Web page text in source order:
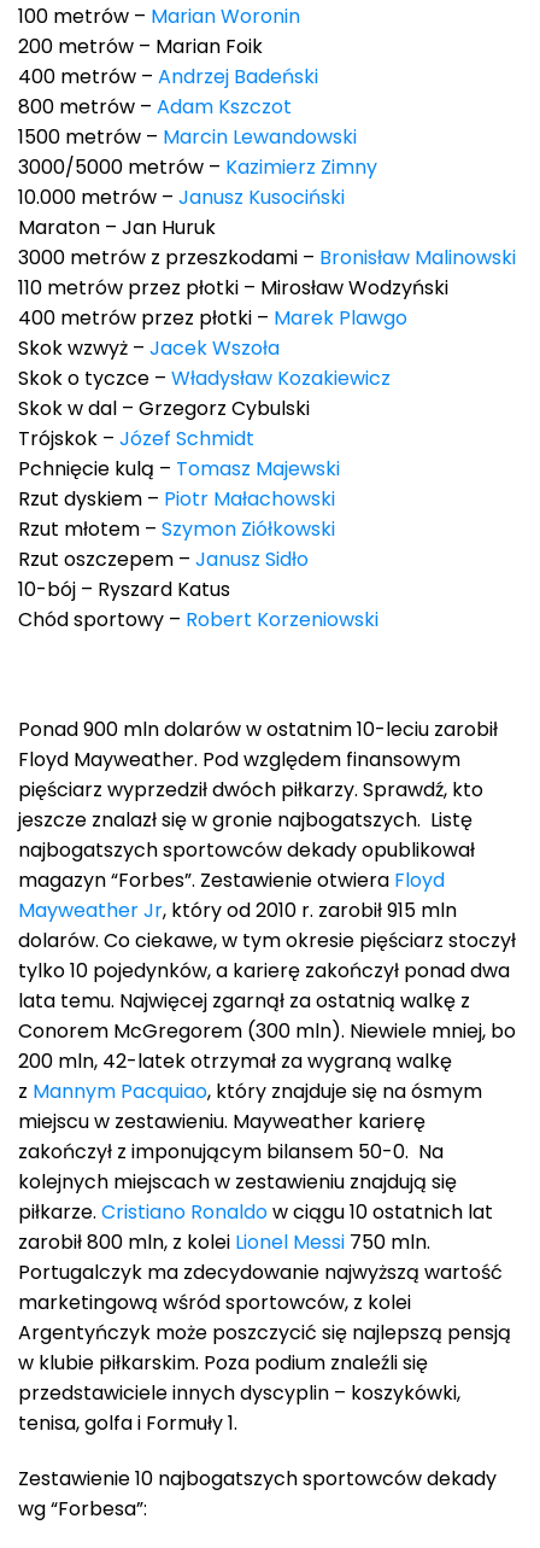
100 metrów – Marian Woronin
200 metrów – Marian Foik
400 metrów – Andrzej Badeński
800 metrów – Adam Kszczot
1500 metrów – Marcin Lewandowski
3000/5000 metrów – Kazimierz Zimny
10.000 metrów – Janusz Kusociński
Maraton – Jan Huruk
3000 metrów z przeszkodami – Bronisław Malinowski
110 metrów przez płotki – Mirosław Wodzyński
400 metrów przez płotki – Marek Plawgo
Skok wzwyż – Jacek Wszoła
Skok o tyczce – Władysław Kozakiewicz
Skok w dal – Grzegorz Cybulski
Trójskok – Józef Schmidt
Pchnięcie kulą – Tomasz Majewski
Rzut dyskiem – Piotr Małachowski
Rzut młotem – Szymon Ziółkowski
Rzut oszczepem – Janusz Sidło
10-bój – Ryszard Katus
Chód sportowy – Robert Korzeniowski
Ponad 900 mln dolarów w ostatnim 10-leciu zarobił
Floyd Mayweather. Pod względem finansowym
pięściarz wyprzedził dwóch piłkarzy. Sprawdź, kto
jeszcze znalazł się w gronie najbogatszych. Listę
najbogatszych sportowców dekady opublikował
magazyn “Forbes”. Zestawienie otwiera Floyd
Mayweather Jr, który od 2010 r. zarobił 915 mln
dolarów. Co ciekawe, w tym okresie pięściarz stoczył
tylko 10 pojedynków, a karierę zakończył ponad dwa
lata temu. Najwięcej zgarnął za ostatnią walkę z
Conorem McGregorem (300 mln). Niewiele mniej, bo
200 mln, 42-latek otrzymał za wygraną walkę
z Mannym Pacquiao, który znajduje się na ósmym
miejscu w zestawieniu. Mayweather karierę
zakończył z imponującym bilansem 50-0. Na
kolejnych miejscach w zestawieniu znajdują się
piłkarze. Cristiano Ronaldow ciągu 10 ostatnich lat
zarobił 800 mln, z kolei Lionel Messi 750 mln.
Portugalczyk ma zdecydowanie najwyższą wartość
marketingową wśród sportowców, z kolei
Argentyńczyk może poszczycić się najlepszą pensją
w klubie piłkarskim. Poza podium znaleźli się
przedstawiciele innych dyscyplin – koszykówki,
tenisa, golfa i Formuły 1.
Zestawienie 10 najbogatszych sportowców dekady
wg “Forbesa”: